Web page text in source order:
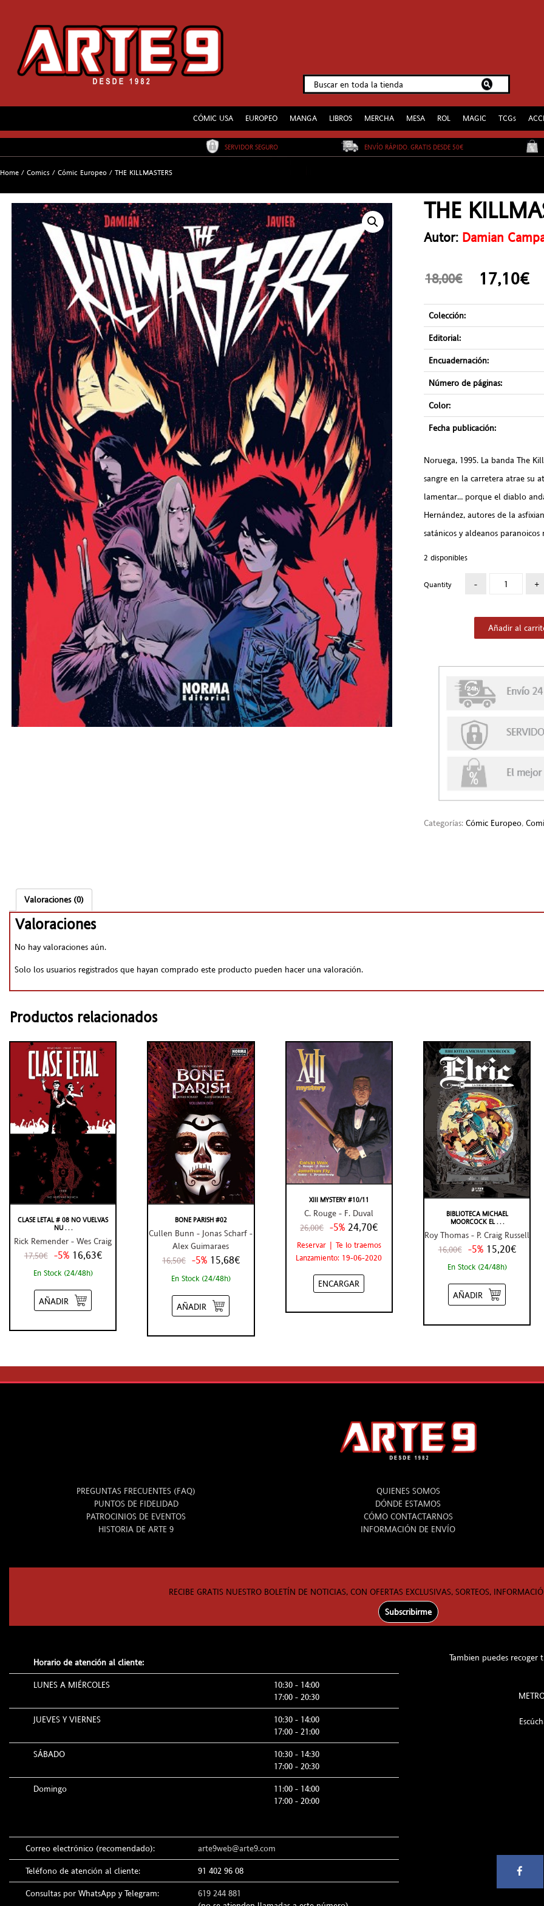
CÓMIC USA EUROPEO MANGA LIBROS MERCHA MESA ROL MAGIC TCGs
SERVIDOR SEGURO ENVÍO RÁPIDO. GRATIS DESDE 50€
Home / Comics / Cómic Europeo / THE KILLMASTERS
THE
Autor: Damian
18,00€ 17,10€
Colección:
Editorial:
Encuadernación:
Número de páginas:
Color:
Fecha publicación:
Noruega, 1995. La banda The
sangre en la carretera atrae su
lamentar… porque el diablo
Hernández, autores de la
satánicos y aldeanos
2 disponibles
Quantity
Añadir al
Categorías:Cómic Europeo,
Valoraciones (0)
Valoraciones
No hay valoraciones aún.
Solo los usuarios registrados que hayan comprado este producto pueden hacer una valoración.
Productos relacionados
CLASE LETAL # 08 NO VUELVAS
NU . . .
Rick Remender - Wes Craig
17,50€ -5% 16,63€
En Stock (24/48h)
AÑADIR
BONE PARISH #02
Cullen Bunn - Jonas Scharf -
Alex Guimaraes
16,50€ -5% 15,68€
En Stock (24/48h)
AÑADIR
XIII MYSTERY #10/11
C. Rouge - F. Duval
26,00€ -5%24,70€
Reservar | Te lo traemos
Lanzamiento: 19-06-2020
ENCARGAR
BIBLIOTECA MICHAEL
MOORCOCK EL . . .
Roy Thomas - P. Craig Russell
16,00€ -5% 15,20€
En Stock (24/48h)
AÑADIR
PREGUNTAS FRECUENTES (FAQ)
PUNTOS DE FIDELIDAD
PATROCINIOS DE EVENTOS
HISTORIA DE ARTE 9
QUIENES SOMOS
DÓNDE ESTAMOS
CÓMO CONTACTARNOS
INFORMACIÓN DE ENVÍO
RECIBE GRATIS NUESTRO BOLETÍN DE NOTICIAS, CON OFERTAS EXCLUSIVAS, SORTEOS,
Subscribirme
Horario de atención al cliente:
LUNES A MIÉRCOLES
10:30 - 14:00
17:00 - 20:30
JUEVES Y VIERNES
10:30 - 14:00
17:00 - 21:00
SÁBADO
10:30 - 14:30
17:00 - 20:30
Domingo
11:00 - 14:00
17:00 - 20:00
Correo electrónico (recomendado):
arte9web@arte9.com
Teléfono de atención al cliente:
91 402 96 08
Consultas por WhatsApp y Telegram:
619 244 881
Tambien puedes